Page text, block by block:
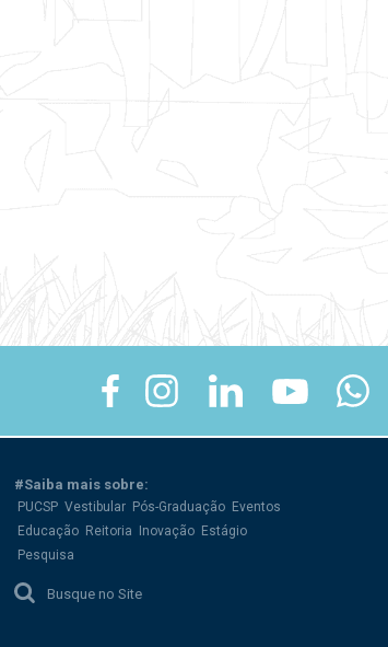
#Saiba mais sobre:
PUCSP Vestibular Pós-Graduação Eventos
Educação Reitoria Inovação Estágio
Pesquisa
Busque no Site